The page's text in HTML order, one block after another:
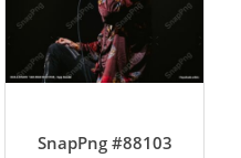
SnapPng #88103